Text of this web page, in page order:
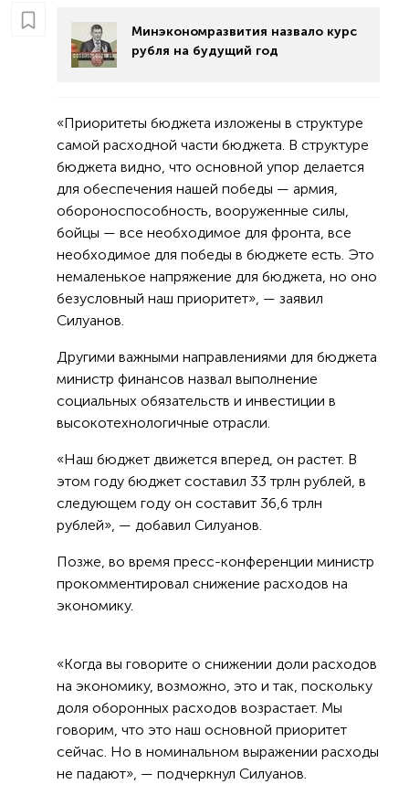
Минэкономразвития назвало курс
рубля на будущий год
«Приоритеты бюджета изложены в структуре
самой расходной части бюджета. В структуре
бюджета видно, что основной упор делается
для обеспечения нашей победы — армия,
обороноспособность, вооруженные силы,
бойцы — все необходимое для фронта, все
необходимое для победы в бюджете есть. Это
немаленькое напряжение для бюджета, но оно
безусловный наш приоритет», — заявил
Силуанов.
Другими важными направлениями для бюджета
министр финансов назвал выполнение
социальных обязательств и инвестиции в
высокотехнологичные отрасли.
«Наш бюджет движется вперед, он растет. В
этом году бюджет составил 33 трлн рублей, в
следующем году он составит 36,6 трлн
рублей», — добавил Силуанов.
Позже, во время пресс-конференции министр
прокомментировал снижение расходов на
экономику.
«Когда вы говорите о снижении доли расходов
на экономику, возможно, это и так, поскольку
доля оборонных расходов возрастает. Мы
говорим, что это наш основной приоритет
сейчас. Но в номинальном выражении расходы
не падают», — подчеркнул Силуанов.